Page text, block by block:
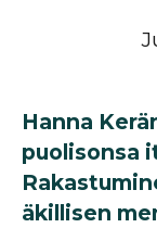
Hanna
puolisonsa
äkillisen